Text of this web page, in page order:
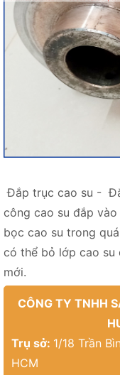
Đắp trục cao su -
công cao su đắp
bọc cao su trong
có thể bỏ lớp cao su
mới.
CÔNG TY TNHH
Trụ sở: 1/18 Trần
HCM